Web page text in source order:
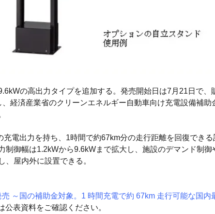
の高出力タイプを追加する。発売開始日は7月21日で
経済産業省のクリーンエネルギー自動車向け充電設備補
電出力を持ち、1時間で約67km分の走行距離を回復でき
御幅は1.2kWから9.6kWまで拡大し、施設のデマンド制
屋内外に設置できる。
～国の補助金対象。1 時間充電で約 67km 走行可能な国内
表資料をご確認ください。